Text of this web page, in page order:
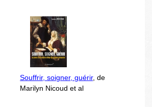
Souffrir, soigner, guérir, de
Marilyn Nicoud et al